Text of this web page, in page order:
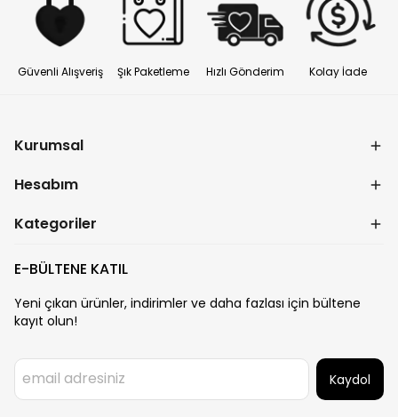
Güvenli Alışveriş Şık Paketleme Hızlı Gönderim Kolay İade
Kurumsal
Hesabım
Kategoriler
E-BÜLTENE KATIL
Yeni çıkan ürünler, indirimler ve daha fazlası için bültene
kayıt olun!
Kaydol